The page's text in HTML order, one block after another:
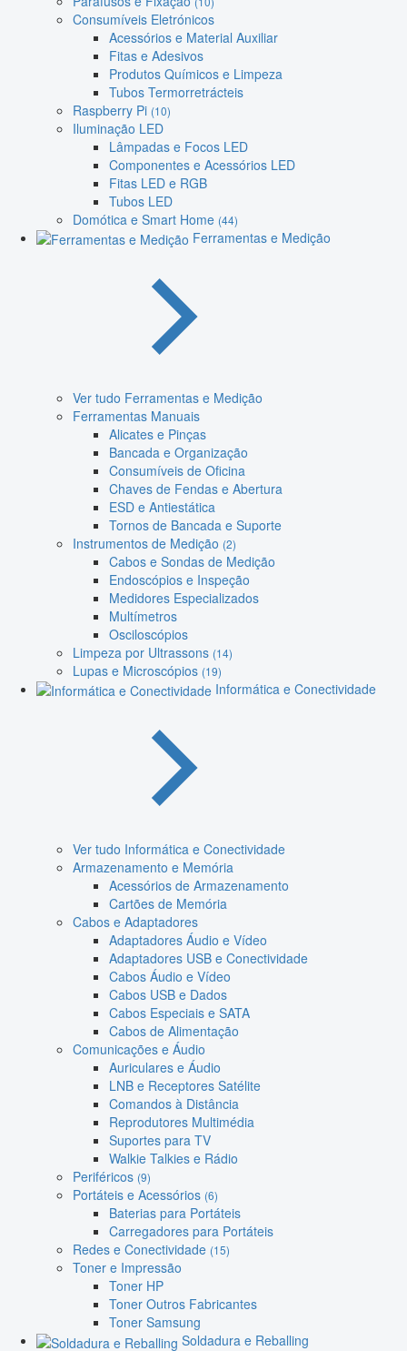
Consumíveis Eletrónicos
Acessórios e Material Auxiliar
Fitas e Adesivos
Produtos Químicos e Limpeza
Tubos Termorretrácteis
Raspberry Pi (10)
Iluminação LED
Lâmpadas e Focos LED
Componentes e Acessórios LED
Fitas LED e RGB
Tubos LED
Domótica e Smart Home (44)
Ferramentas e Medição
Ver tudo Ferramentas e Medição
Ferramentas Manuais
Alicates e Pinças
Bancada e Organização
Consumíveis de Oficina
Chaves de Fendas e Abertura
ESD e Antiestática
Tornos de Bancada e Suporte
Instrumentos de Medição (2)
Cabos e Sondas de Medição
Endoscópios e Inspeção
Medidores Especializados
Multímetros
Osciloscópios
Limpeza por Ultrassons (14)
Lupas e Microscópios (19)
Informática e Conectividade
Ver tudo Informática e Conectividade
Armazenamento e Memória
Acessórios de Armazenamento
Cartões de Memória
Cabos e Adaptadores
Adaptadores Áudio e Vídeo
Adaptadores USB e Conectividade
Cabos Áudio e Vídeo
Cabos USB e Dados
Cabos Especiais e SATA
Cabos de Alimentação
Comunicações e Áudio
Auriculares e Áudio
LNB e Receptores Satélite
Comandos à Distância
Reprodutores Multimédia
Suportes para TV
Walkie Talkies e Rádio
Periféricos (9)
Portáteis e Acessórios (6)
Baterias para Portáteis
Carregadores para Portáteis
Redes e Conectividade (15)
Toner e Impressão
Toner HP
Toner Outros Fabricantes
Toner Samsung
Soldadura e Reballing